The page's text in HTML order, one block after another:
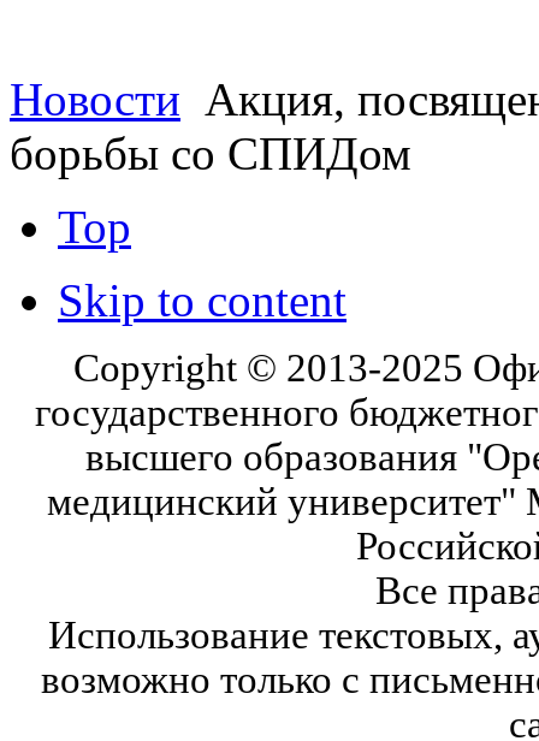
Новости Акция,
борьбы со СПИДом
Top
Skip to content
Copyright © 2013-2025
государственного
высшего образования
медицинский университет"
Все
Использование текстовых,
возможно только с